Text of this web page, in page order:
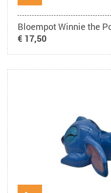
Bloempot Winnie the
€ 17,50